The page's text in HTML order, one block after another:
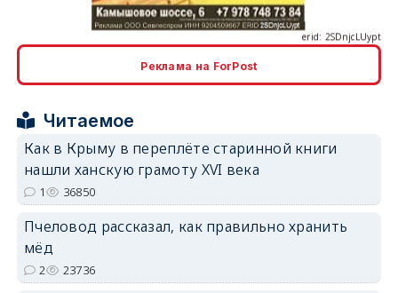
Реклама на ForPost
Читаемое
Как в Крыму в переплёте старинной книги
нашли ханскую грамоту XVI века
1 36850
Пчеловод рассказал, как правильно хранить
мёд
2 23736